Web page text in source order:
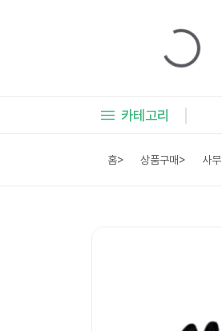
카테고리
홈> 상품구매> 사